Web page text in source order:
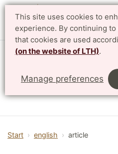
This site uses cookies to
experience. By continuing
that cookies are used
(on the website of LTH).
Manage preferences
Department of
LTH, Faculty of Engineering
Start english article